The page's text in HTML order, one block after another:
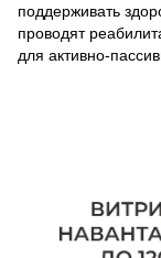
поддерживать
проводят
для активно-